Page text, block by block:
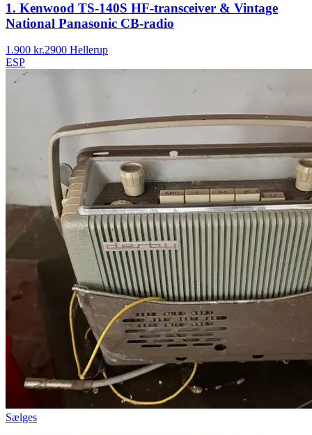
1. Kenwood TS-140S HF-transceiver & Vintage
National Panasonic CB-radio
1.900 kr.2900 Hellerup
ESP
Sælges